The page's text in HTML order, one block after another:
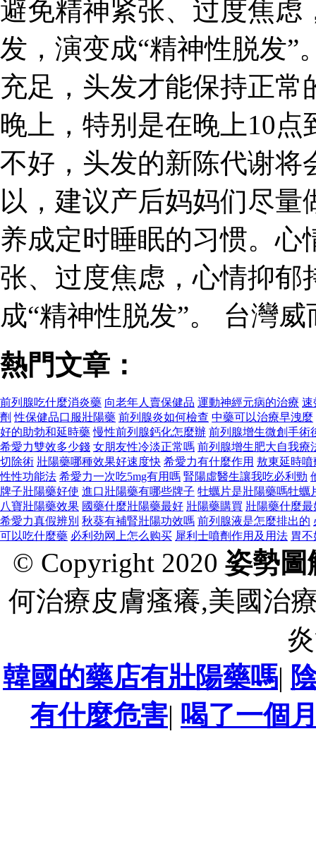
避免精神紧张、过度焦虑
发，演变成“精神性脱发”
充足，头发才能保持正
晚上，特别是在晚上10
不好，头发的新陈代谢将
以，建议产后妈妈们尽
养成定时睡眠的习惯。
张、过度焦虑，心情抑郁
成“精神性脱发”。 台灣
熱門文章：
前列腺吃什麼消炎藥 向老年人賣保健品 運動神經元病的治療 速
劑 性保健品口服壯陽藥 前列腺炎如何檢查 中藥可以治療早洩麼
好的助勃和延時藥 慢性前列腺鈣化怎麼辦 前列腺增生微創手術
希愛力雙效多少錢 女朋友性冷淡正常嗎 前列腺增生肥大自我療
切除術 壯陽藥哪種效果好速度快 希愛力有什麼作用 敖東延時
性性功能法 希愛力一次吃5mg有用嗎 腎陽虛醫生讓我吃必利勁
牌子壯陽藥好使 進口壯陽藥有哪些牌子 牡蠣片是壯陽藥嗎牡蠣
八寶壯陽藥效果 國藥什麼壯陽藥最好 壯陽藥購買 壯陽藥什麼
希愛力真假辨別 秋葵有補腎壯陽功效嗎 前列腺液是怎麼排出的
可以吃什麼藥 必利劲网上怎么购买 犀利士噴劑作用及用法 胃
© Copyright 2020 姿勢圖
何治療皮膚瘙癢,美國治
韓國的藥店有壯陽藥嗎|
有什麼危害| 喝了一個